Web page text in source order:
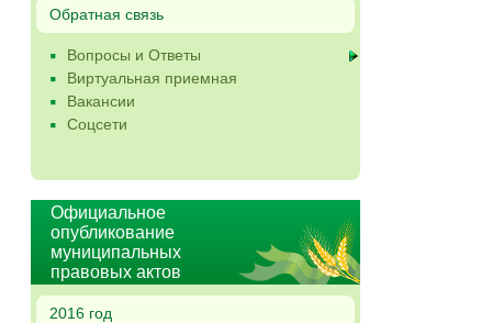
Обратная связь
Вопросы и Ответы
Виртуальная приемная
Вакансии
Соцсети
Официальное
опубликование
муниципальных
правовых актов
2016 год